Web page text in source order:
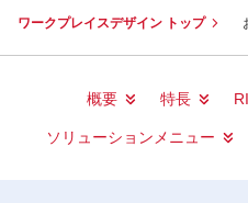
ワークプレイスデザイン トップ
概要 特長
ソリューションメニュー